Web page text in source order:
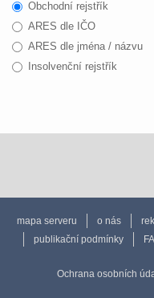
Obchodní rejstřík
ARES dle IČO
ARES dle jména / názvu
Insolvenční rejstřík
mapa serveru o nás
publikační podmínky
Ochrana osobních